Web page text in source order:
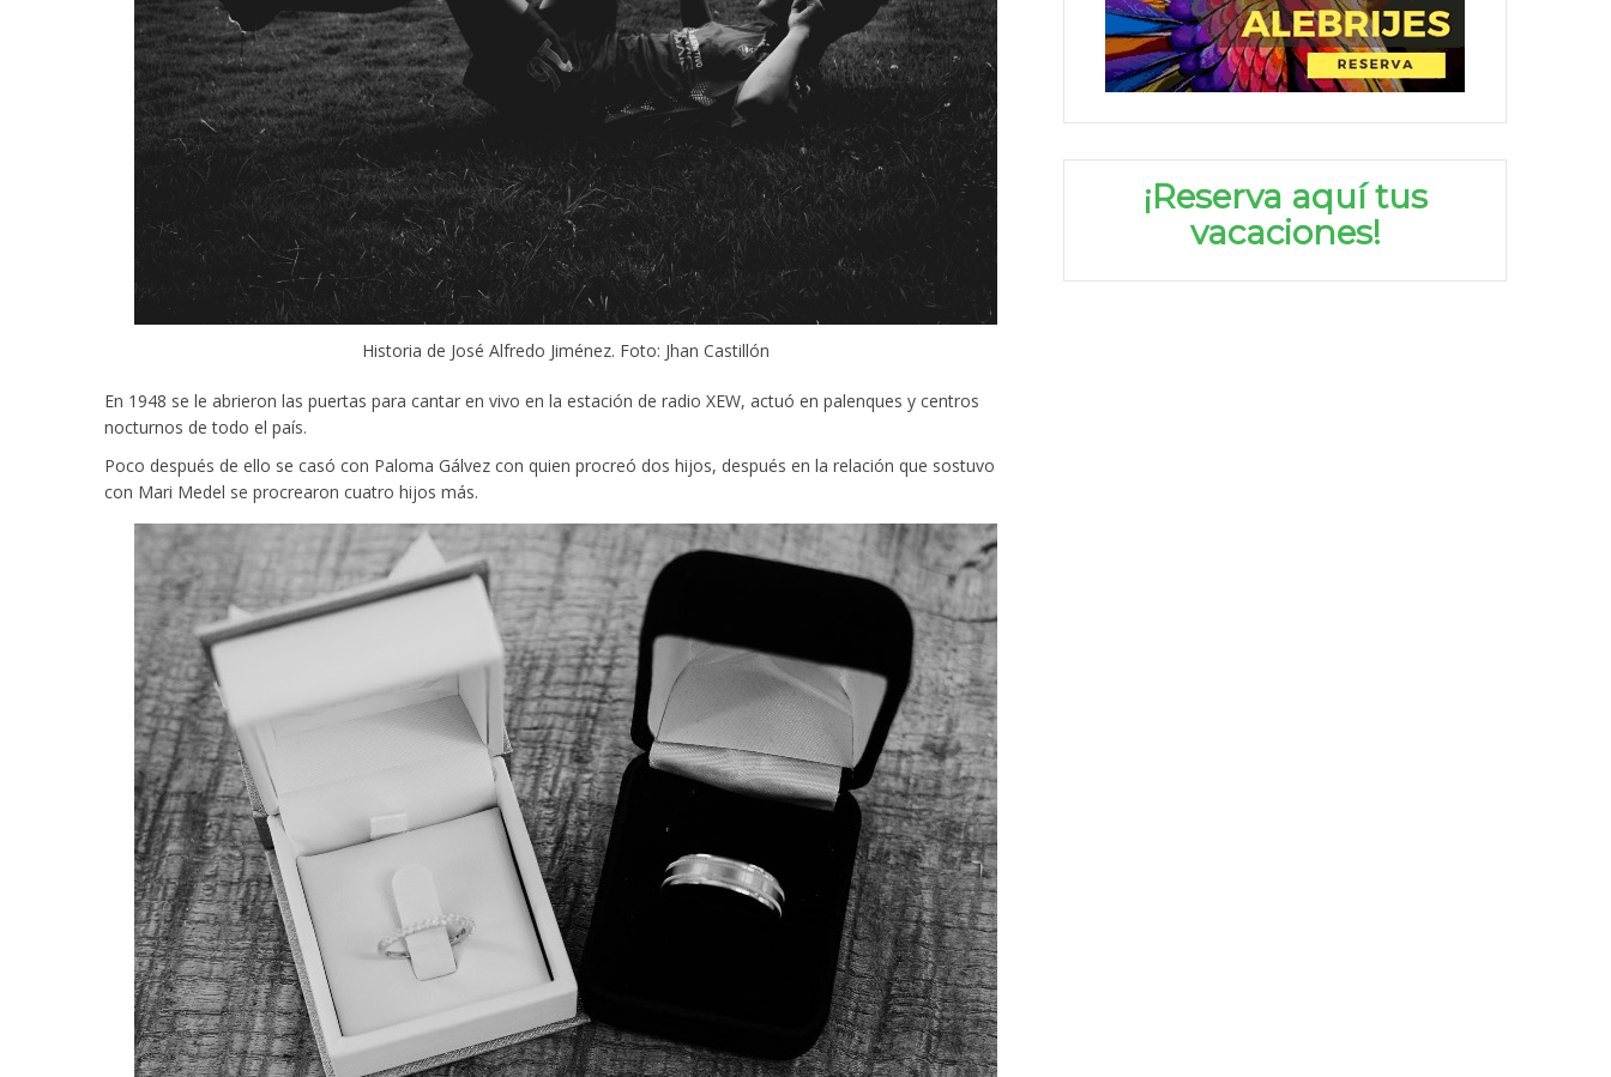
Historia de José Alfredo Jiménez. Foto: Jhan Castillón
En 1948 se le abrieron las puertas para cantar en vivo en la estación de radio XEW, actuó en palenques y centros
nocturnos de todo el país.
Poco después de ello se casó con Paloma Gálvez con quien procreó dos hijos, después en la relación que sostuvo
con Mari Medel se procrearon cuatro hijos más.
¡Reserva aquí tus
vacaciones!